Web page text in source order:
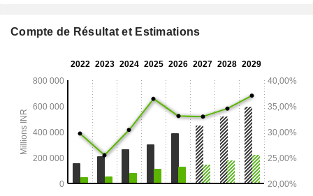
Compte de Résultat et Estimations